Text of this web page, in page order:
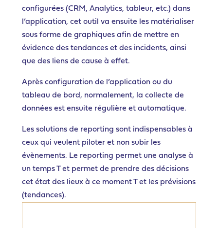
configurées (CRM, Analytics, tableur, etc.) dans
l’application, cet outil va ensuite les matérialiser
sous forme de graphiques afin de mettre en
évidence des tendances et des incidents, ainsi
que des liens de cause à effet.
Après configuration de l’application ou du
tableau de bord, normalement, la collecte de
données est ensuite régulière et automatique.
Les solutions de reporting sont indispensables à
ceux qui veulent piloter et non subir les
évènements. Le reporting permet une analyse à
un temps T et permet de prendre des décisions
cet état des lieux à ce moment T et les prévisions
(tendances).